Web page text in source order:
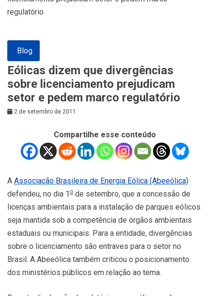
regulatório
Blog
Eólicas dizem que divergências
sobre licenciamento prejudicam
setor e pedem marco regulatório
2 de setembro de 2011
Compartilhe esse conteúdo
A Associação Brasileira de Energia Eólica (Abeeólica)
defendeu, no dia 1 o de setembro, que a concessão de
licenças ambientais para a instalação de parques eólicos
seja mantida sob a competência de órgãos ambientais
estaduais ou municipais. Para a entidade, divergências
sobre o licenciamento são entraves para o setor no
Brasil. A Abeeólica também criticou o posicionamento
dos ministérios públicos em relação ao tema.